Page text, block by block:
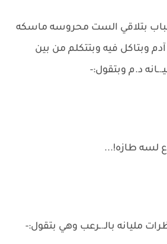
بتلاقي الست محروسه ماسكه
آدم وبتاكل فيه وبتتكلم من بين
د.م وبتقول:-
لسه طازه!...
مليانه بالـ.ـرعب وهي بتقول:-